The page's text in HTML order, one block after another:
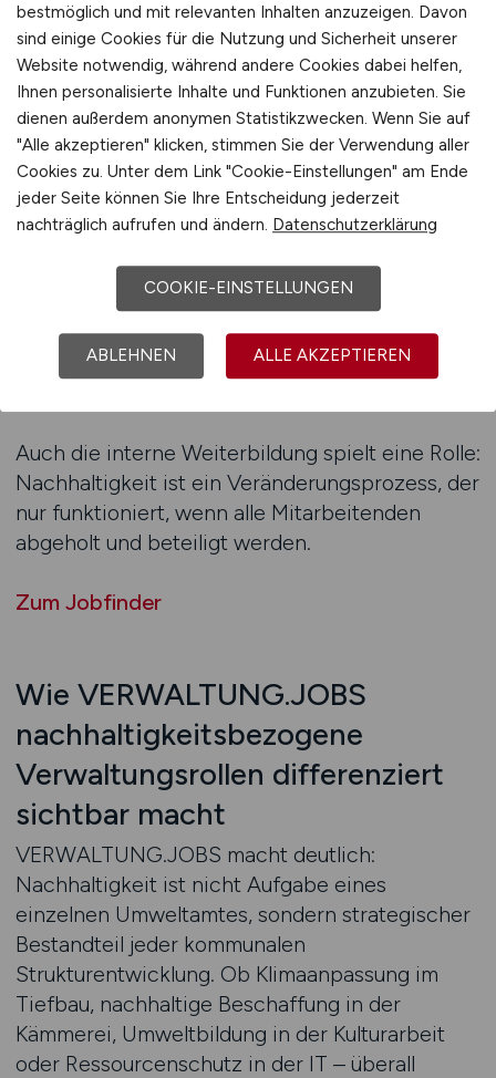
• Die Auswertung externer Standards und
Richtlinien (z. B. SDG-Indikatoren,
Klimaschutzrichtlinien des Bundes).
• Die Planung und Umsetzung von
Beteiligungsprozessen, z. B. Bürgerdialoge,
Nachhaltigkeitsforen oder Jugendräte.
• Die Kommunikation der Ergebnisse – über
Veranstaltungen.
• Die Einbindung in digitale
Steuerungssysteme, z. B. kommunale
Kennzahlenplattformen, Umweltcontrollingtools
Auch die interne Weiterbildung spielt eine Rolle:
Nachhaltigkeit ist ein Veränderungsprozess, der
nur funktioniert, wenn alle Mitarbeitenden
abgeholt und beteiligt werden.
Zum Jobfinder
Wie VERWALTUNG.JOBS
nachhaltigkeitsbezogene
Verwaltungsrollen differenziert
sichtbar macht
VERWALTUNG.JOBS macht deutlich:
Nachhaltigkeit ist nicht Aufgabe eines
einzelnen Umweltamtes, sondern strategischer
Bestandteil jeder kommunalen
Strukturentwicklung. Ob Klimaanpassung im
Tiefbau, nachhaltige Beschaffung in der
Kämmerei, Umweltbildung in der Kulturarbeit
oder Ressourcenschutz in der IT – überall
bestmöglich und mit relevanten Inhalten anzuzeigen. Davon
sind einige Cookies für die Nutzung und Sicherheit unserer
Website notwendig, während andere Cookies dabei helfen,
Ihnen personalisierte Inhalte und Funktionen anzubieten. Sie
dienen außerdem anonymen Statistikzwecken. Wenn Sie auf
"Alle akzeptieren" klicken, stimmen Sie der Verwendung aller
Cookies zu. Unter dem Link "Cookie-Einstellungen" am Ende
jeder Seite können Sie Ihre Entscheidung jederzeit
nachträglich aufrufen und ändern. Datenschutzerklärung
COOKIE-EINSTELLUNGEN
ABLEHNEN ALLE AKZEPTIEREN